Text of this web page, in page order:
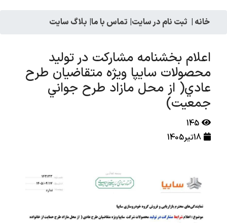
خانه | ثبت نام در سایت| تماس با ما| بلاگ سایت
اعلام بخشنامه مشاركت در توليد
محصولات سايپا ويژه متقاضيان طرح
عادي( از محل مازاد طرح جواني
جمعيت)
145
18تیر1405